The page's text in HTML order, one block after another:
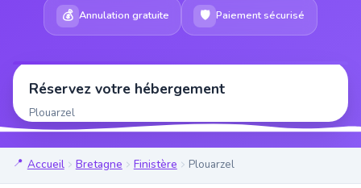
💰 Annulation gratuite 🛡 Paiement sécurisé
Réservez votre hébergement
Plouarzel
Accueil Bretagne Finistère Plouarzel